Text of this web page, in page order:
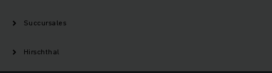
Succursales
Hirschthal